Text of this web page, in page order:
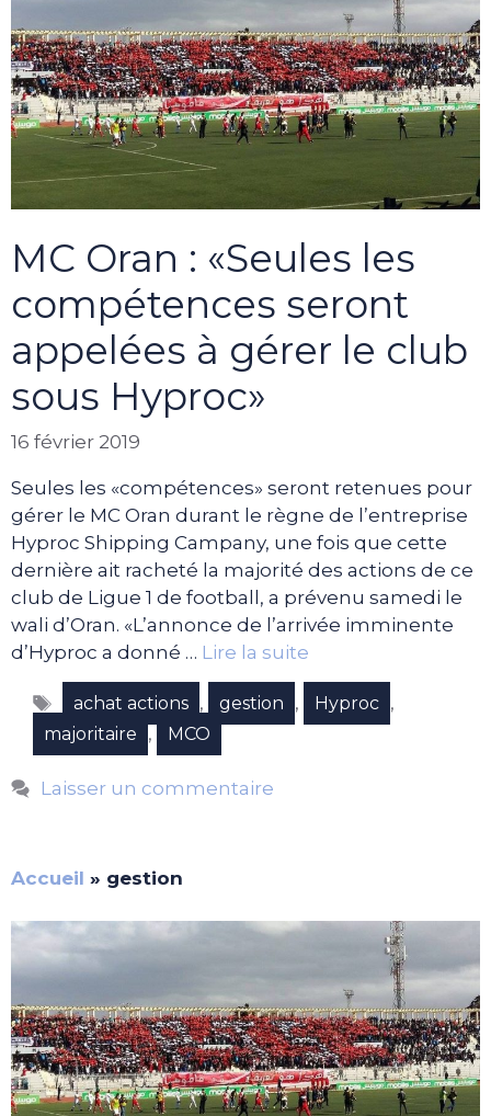
MC Oran : «Seules les
compétences seront
appelées à gérer le club
sous Hyproc»
16 février 2019
Seules les «compétences» seront retenues pour
gérer le MC Oran durant le règne de l’entreprise
Hyproc Shipping Campany, une fois que cette
dernière ait racheté la majorité des actions de ce
club de Ligue 1 de football, a prévenu samedi le
wali d’Oran. «L’annonce de l’arrivée imminente
d’Hyproc a donné … Lire la suite
Étiquettes
achat actions , gestion , Hyproc ,
majoritaire , MCO
Laisser un commentaire
Accueil » gestion